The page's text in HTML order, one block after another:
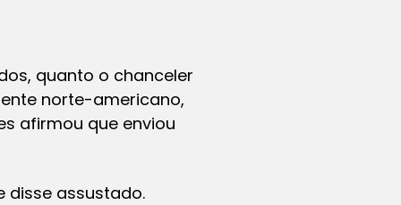
quanto o chanceler
norte-americano,
afirmou que enviou
disse assustado.